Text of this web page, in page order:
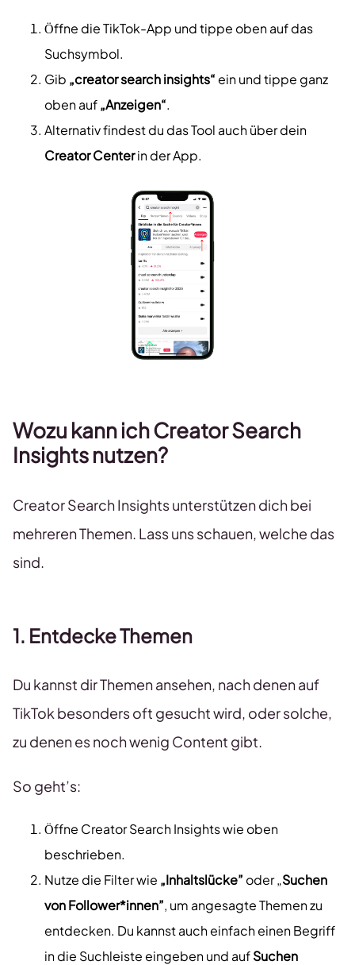
Öffne die TikTok-App und tippe oben auf das
Suchsymbol.
Gib „creator search insights“ein und tippe ganz
oben auf„Anzeigen“.
Alternativ findest du das Tool auch über dein
Creator Centerin der App.
Wozu kann ich Creator Search
Insights nutzen?
Creator Search Insights unterstützen dich bei
mehreren Themen. Lass uns schauen, welche das
sind.
1. Entdecke Themen
Du kannst dir Themen ansehen, nach denen auf
TikTok besonders oft gesucht wird, oder solche,
zu denen es noch wenig Content gibt.
So geht’s:
Öffne Creator Search Insights wie oben
beschrieben.
Nutze die Filter wie „Inhaltslücke” oder „Suchen
von Follower*innen”, um angesagte Themen zu
entdecken. Du kannst auch einfach einen Begriff
in die Suchleiste eingeben und aufSuchen